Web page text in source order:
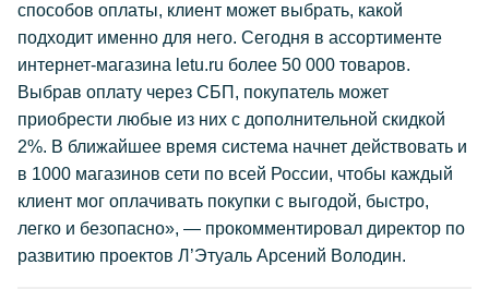
способов оплаты, клиент может выбрать, какой
подходит именно для него. Сегодня в ассортименте
интернет-магазина letu.ru более 50 000 товаров.
Выбрав оплату через СБП, покупатель может
приобрести любые из них с дополнительной скидкой
2%. В ближайшее время система начнет действовать и
в 1000 магазинов сети по всей России, чтобы каждый
клиент мог оплачивать покупки с выгодой, быстро,
легко и безопасно», — прокомментировал директор по
развитию проектов Л’Этуаль Арсений Володин.